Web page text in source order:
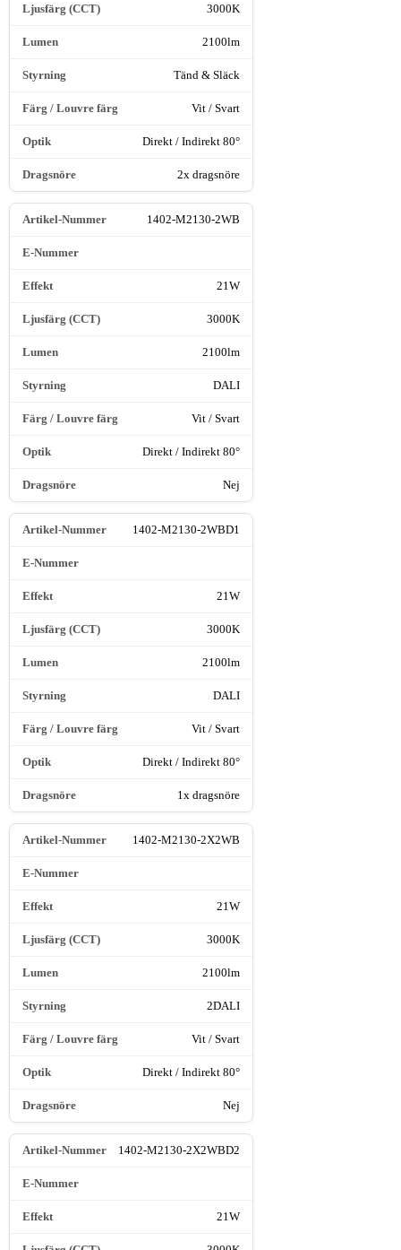
3000K
2100lm
Tänd & Släck
Vit / Svart
Direkt / Indirekt 80°
2x dragsnöre
1402-M2130-2WB
21W
3000K
2100lm
DALI
Vit / Svart
Direkt / Indirekt 80°
Nej
1402-M2130-2WBD1
21W
3000K
2100lm
DALI
Vit / Svart
Direkt / Indirekt 80°
1x dragsnöre
1402-M2130-2X2WB
21W
3000K
2100lm
2DALI
Vit / Svart
Direkt / Indirekt 80°
Nej
1402-M2130-2X2WBD2
21W